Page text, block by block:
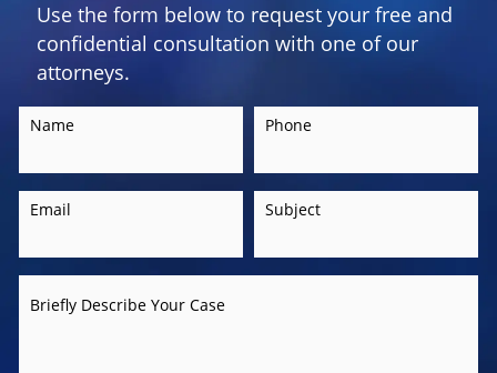
Use the form below to request your free and
confidential consultation with one of our
attorneys.
Name Phone
Email Subject
Briefly Describe Your Case